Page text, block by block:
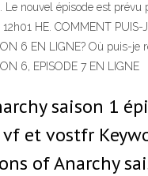
Le nouvel épisode est
HE. COMMENT PUIS-
6 EN LIGNE? Où puis-je
6, EPISODE 7 EN LIGNE
saison 1
et vostfr
of Anarchy